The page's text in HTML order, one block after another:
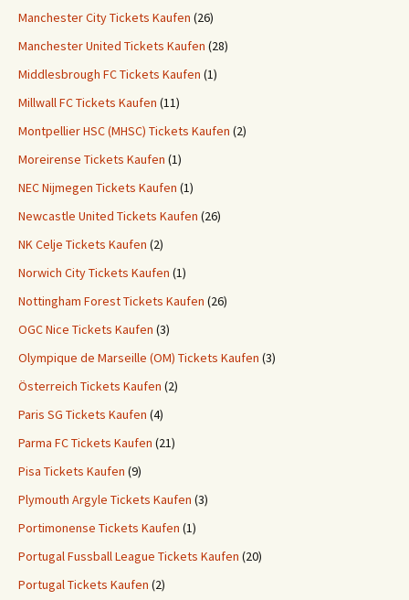
Manchester City Tickets Kaufen (26)
Manchester United Tickets Kaufen (28)
Middlesbrough FC Tickets Kaufen (1)
Millwall FC Tickets Kaufen (11)
Montpellier HSC (MHSC) Tickets Kaufen (2)
Moreirense Tickets Kaufen (1)
NEC Nijmegen Tickets Kaufen (1)
Newcastle United Tickets Kaufen (26)
NK Celje Tickets Kaufen (2)
Norwich City Tickets Kaufen (1)
Nottingham Forest Tickets Kaufen (26)
OGC Nice Tickets Kaufen (3)
Olympique de Marseille (OM) Tickets Kaufen (3)
Österreich Tickets Kaufen (2)
Paris SG Tickets Kaufen (4)
Parma FC Tickets Kaufen (21)
Pisa Tickets Kaufen (9)
Plymouth Argyle Tickets Kaufen (3)
Portimonense Tickets Kaufen (1)
Portugal Fussball League Tickets Kaufen (20)
Portugal Tickets Kaufen (2)